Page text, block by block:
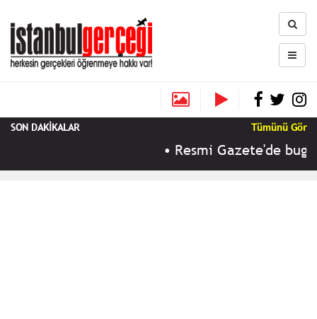
SON DAKİKALAR Tümünü Gör
• Resmi Gazete'de